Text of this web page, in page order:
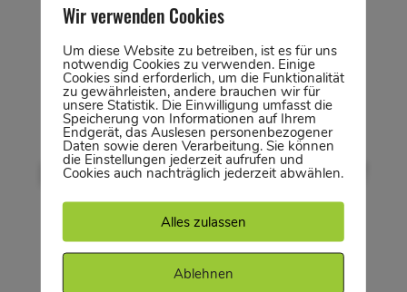
jedes Alter.
KINDER & BOULDERN
Bouldern im Alter von 14 bis 17
Jahren?
Mit Einverständniserklärung Deiner Eltern kein
Problem.
Wir verwenden Cookies
Um diese Website zu betreiben, ist es für uns
notwendig Cookies zu verwenden. Einige
Cookies sind erforderlich, um die Funktionalität
zu gewährleisten, andere brauchen wir für
unsere Statistik. Die Einwilligung umfasst die
Speicherung von Informationen auf Ihrem
Endgerät, das Auslesen personenbezogener
Daten sowie deren Verarbeitung. Sie können
die Einstellungen jederzeit aufrufen und
Cookies auch nachträglich jederzeit abwählen.
Alles zulassen
Ablehnen